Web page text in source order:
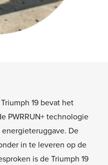
19 bevat het
PWRRUN+ technologie
De
in te leveren op de
is de Triumph 19